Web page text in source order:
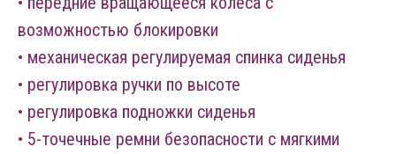
возможностью блокировки
• механическая регулируемая спинка сиденья
• регулировка ручки по высоте
• регулировка подножки сиденья
• 5-точечные ремни безопасности с мягкими